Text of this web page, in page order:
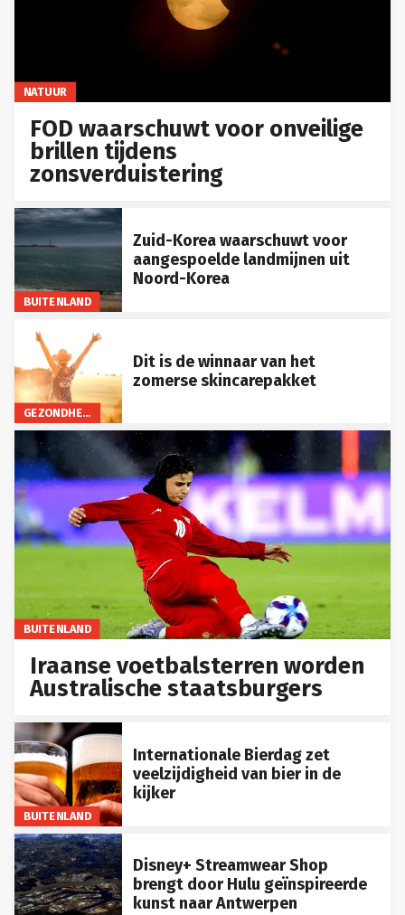
NATUUR
FOD waarschuwt voor onveilige
brillen tijdens
zonsverduistering
BUITENLAND
Zuid-Korea waarschuwt voor
aangespoelde landmijnen uit
Noord-Korea
GEZONDHEID
Dit is de winnaar van het
zomerse skincarepakket
BUITENLAND
Iraanse voetbalsterren worden
Australische staatsburgers
BUITENLAND
Internationale Bierdag zet
veelzijdigheid van bier in de
kijker
Disney+ Streamwear Shop
brengt door Hulu geïnspireerde
kunst naar Antwerpen